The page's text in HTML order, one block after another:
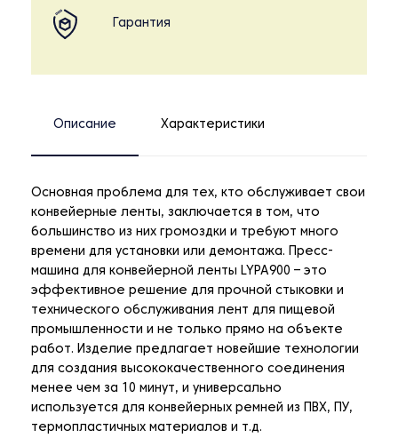
Гарантия
Описание Характеристики
Основная проблема для тех, кто обслуживает свои
конвейерные ленты, заключается в том, что
большинство из них громоздки и требуют много
времени для установки или демонтажа. Пресс-
машина для конвейерной ленты LYPA900 – это
эффективное решение для прочной стыковки и
технического обслуживания лент для пищевой
промышленности и не только прямо на объекте
работ. Изделие предлагает новейшие технологии
для создания высококачественного соединения
менее чем за 10 минут, и универсально
используется для конвейерных ремней из ПВХ, ПУ,
термопластичных материалов и т.д.